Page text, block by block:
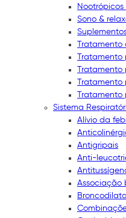
Sono &
Tratamento
Tratamento
Tratamento
Tratamento
Tratamento
Sistema
Alívio da
Antigripais
Anti-
Associação